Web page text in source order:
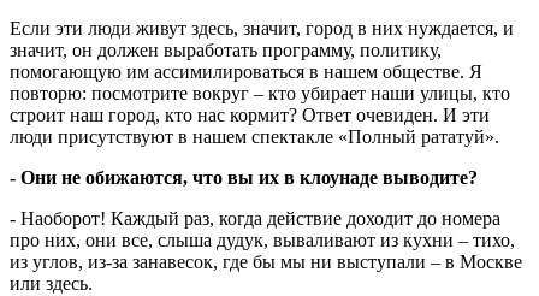
Если эти люди живут здесь, значит, город в них нуждается, и
значит, он должен выработать программу, политику,
помогающую им ассимилироваться в нашем обществе. Я
повторю: посмотрите вокруг – кто убирает наши улицы, кто
строит наш город, кто нас кормит? Ответ очевиден. И эти
люди присутствуют в нашем спектакле «Полный рататуй».
- Они не обижаются, что вы их в клоунаде выводите?
- Наоборот! Каждый раз, когда действие доходит до номера
про них, они все, слыша дудук, вываливают из кухни – тихо,
из углов, из-за занавесок, где бы мы ни выступали – в Москве
или здесь.